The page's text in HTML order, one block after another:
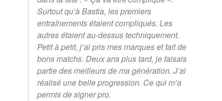
Surtout qu’à Bastia, les premiers
entraînements étaient compliqués. Les
autres étaient au-dessus techniquement.
Petit à petit, j’ai pris mes marques et fait de
bons matchs. Deux ans plus tard, je faisais
partie des meilleurs de ma génération. J’ai
réalisé une belle progression. Ce qui m’a
permis de signer pro.